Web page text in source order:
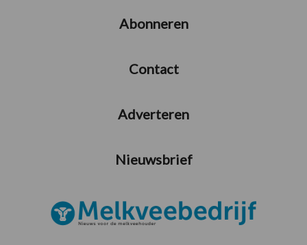
Abonneren
Contact
Adverteren
Nieuwsbrief